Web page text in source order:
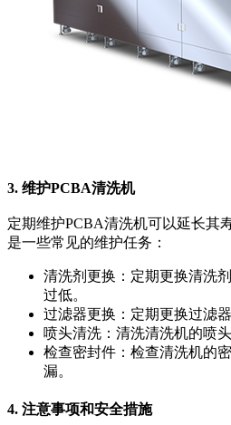
3. 维护PCBA清洗机
定期维护PCBA清洗机可以延长其
是一些常见的维护任务：
清洗剂更换：定期更换清洗
过低。
过滤器更换：定期更换过滤
喷头清洗：清洗清洗机的喷
检查密封件：检查清洗机的
漏。
4. 注意事项和安全措施